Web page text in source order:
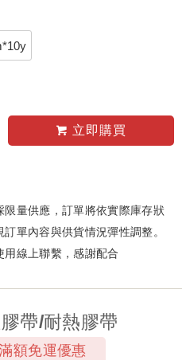
立即購買
量供應，訂單將依實際庫存狀
單內容與供貨情況彈性調整。
線上聯繫，感謝配合
帶/耐熱膠帶
額免運優惠